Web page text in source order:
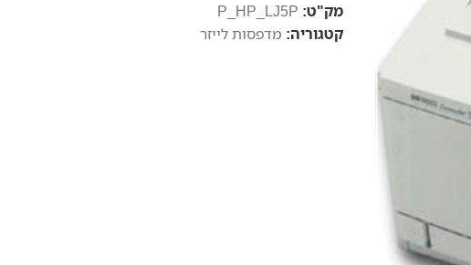
מק"ט: P_HP_LJ5P
קטגוריה: מדפסות לייזר